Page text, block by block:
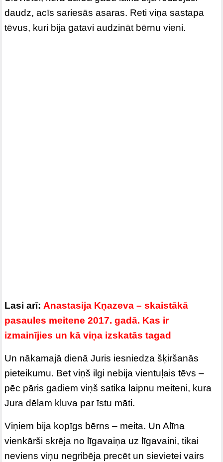
daudz, acīs sariesās asaras. Reti viņa sastapa
tēvus, kuri bija gatavi audzināt bērnu vieni.
Lasi arī: Anastasija Kņazeva – skaistākā
pasaules meitene 2017. gadā. Kas ir
izmainījies un kā viņa izskatās tagad
Un nākamajā dienā Juris iesniedza šķiršanās
pieteikumu. Bet viņš ilgi nebija vientuļais tēvs –
pēc pāris gadiem viņš satika laipnu meiteni, kura
Jura dēlam kļuva par īstu māti.
Viņiem bija kopīgs bērns – meita. Un Alīna
vienkārši skrēja no līgavaiņa uz līgavaini, tikai
neviens viņu negribēja precēt un sievietei vairs